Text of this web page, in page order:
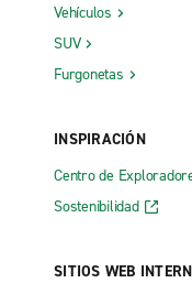
Vehículos
SUV
Furgonetas
INSPIRACIÓN
Centro de
Sostenibilidad
SITIOS WEB